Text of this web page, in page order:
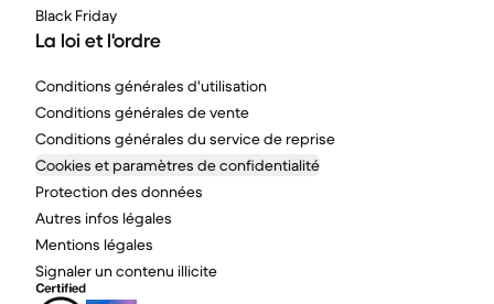
Black Friday
La loi et l'ordre
Conditions générales d'utilisation
Conditions générales de vente
Conditions générales du service de reprise
Cookies et paramètres de confidentialité
Protection des données
Autres infos légales
Mentions légales
Signaler un contenu illicite